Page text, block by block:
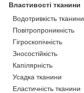
Властивості тканини
Водотривкість тканини
Повітропроникність
Гігроскопічність
Зносостійкість
Капілярність
Усадка тканини
Еластичність тканини